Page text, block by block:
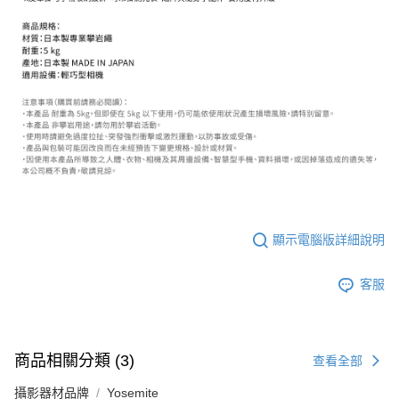
https://aftee.tw/terms/#terms3
３．未成年的使用者請事先徵得法定代理人或監護人之同意方可使用
「AFTEE先享後付」，若未經同意申辦者引起之損失，本公司不負相關責
任。
時審查核予不同之上限額度；若仍有額度不足之情形，本公司將視審查結果
請求用戶進行身份認證。
５．嚴禁一人註冊多個帳號或使用他人資訊註冊。若發現惡意使用之情形，
恩沛科技股份有限公司將有權停止該用戶之使用額度並採取法律行動。
顯示電腦版詳細說明
客服
商品相關分類 (3) 查看全部
攝影器材品牌 Yosemite